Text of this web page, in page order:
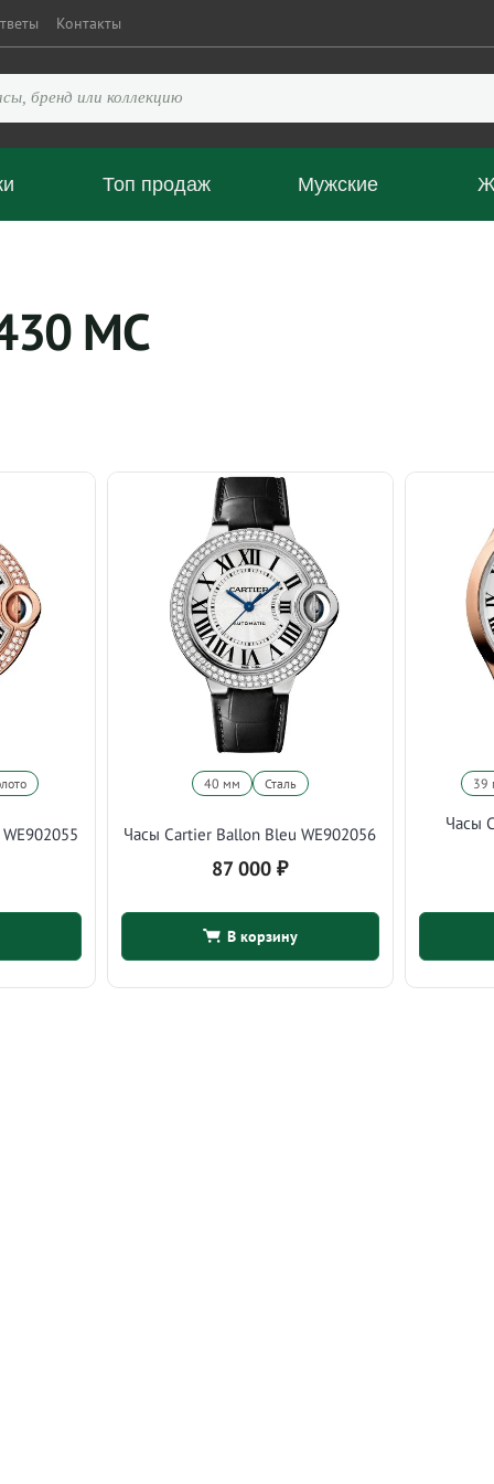
Контакты
Топ продаж Мужские
MC
40 мм Сталь
Часы Cartier Ballon Bleu WE902056
87 000₽
В корзину
39
Часы